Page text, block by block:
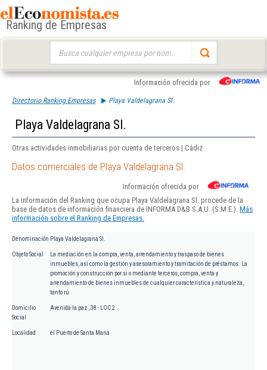
Ranking de Empresas
Información ofrecida por
Directorio Ranking Empresas Playa Valdelagrana Sl.
Playa Valdelagrana Sl.
Otras actividades inmobiliarias por cuenta de terceros | Cádiz
Datos comerciales de Playa Valdelagrana Sl.
Información ofrecida por
La información del Ranking que ocupa Playa Valdelagrana Sl. procede de la
base de datos de información financiera de INFORMA D&B S.A.U. (S.M.E.). Más
información sobre el Ranking de Empresas.
Denominación Playa Valdelagrana Sl.
Objeto Social
La mediación en la compra, venta, arrendamiento y traspaso de bienes
inmuebles, así como la gestión y asesoramiento y tramitación de préstamos. La
promoción y construcción por si o mediante terceros, compra, venta y
arrendamiento de bienes inmuebles de cualquier característica y naturaleza,
tanto rú
Domicilio
Social
Avenida la paz , 38 - LOC 2
Localidad el Puerto de Santa Maria